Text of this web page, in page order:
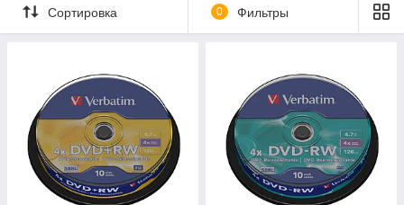
Сортировка 0 Фильтры